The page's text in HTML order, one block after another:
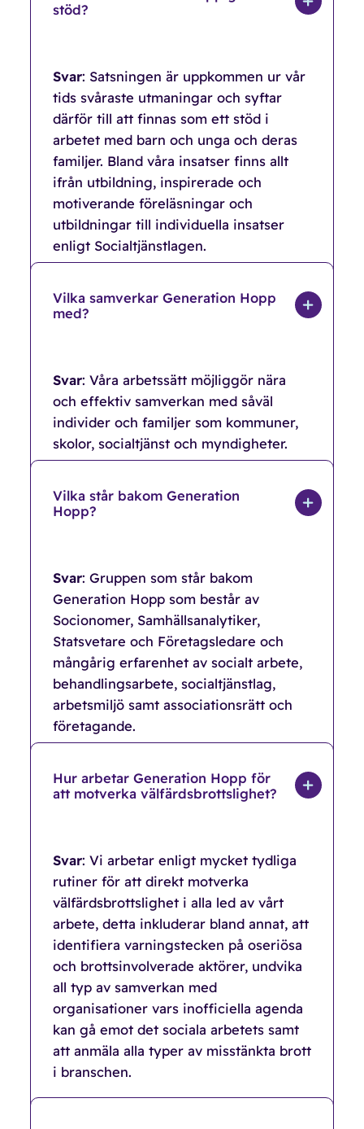
stöd?
Svar: Satsningen är uppkommen ur vår
tids svåraste utmaningar och syftar
därför till att finnas som ett stöd i
arbetet med barn och unga och deras
familjer. Bland våra insatser finns allt
ifrån utbildning, inspirerade och
motiverande föreläsningar och
utbildningar till individuella insatser
enligt Socialtjänstlagen.
Vilka samverkar Generation Hopp
med?
Svar: Våra arbetssätt möjliggör nära
och effektiv samverkan med såväl
individer och familjer som kommuner,
skolor, socialtjänst och myndigheter.
Vilka står bakom Generation
Hopp?
Svar: Gruppen som står bakom
Generation Hopp som består av
Socionomer, Samhällsanalytiker,
Statsvetare och Företagsledare och
mångårig erfarenhet av socialt arbete,
behandlingsarbete, socialtjänstlag,
arbetsmiljö samt associationsrätt och
företagande.
Hur arbetar Generation Hopp för
att motverka välfärdsbrottslighet?
Svar: Vi arbetar enligt mycket tydliga
rutiner för att direkt motverka
välfärdsbrottslighet i alla led av vårt
arbete, detta inkluderar bland annat, att
identifiera varningstecken på oseriösa
och brottsinvolverade aktörer, undvika
all typ av samverkan med
organisationer vars inofficiella agenda
kan gå emot det sociala arbetets samt
att anmäla alla typer av misstänkta brott
i branschen.